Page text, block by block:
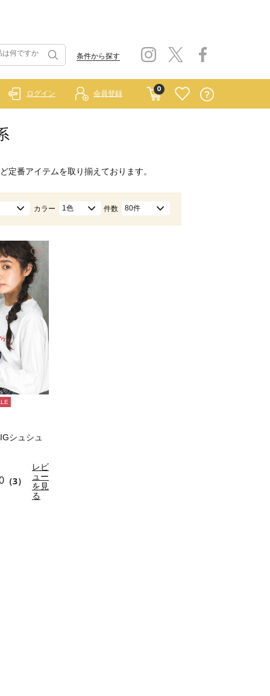
条件から探す
0
ログイン 会員登録
定番アイテムを取り揃えております。
カラー 1色 件数 80件
シュシュ
（3）
レビ
ュー
を見
る